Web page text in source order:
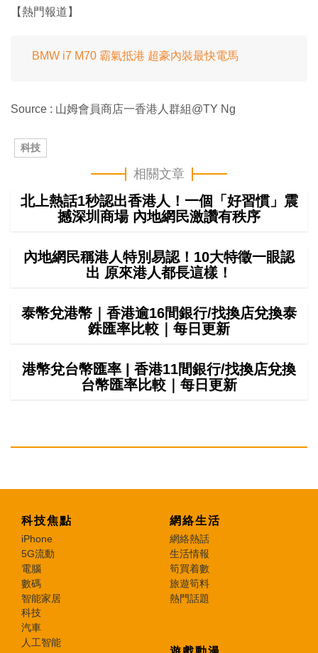
【熱門報道】
BMW i7 M70 霸氣抵港 超豪內裝最快電馬
Source : 山姆會員商店一香港人群組@TY Ng
科技
相關文章
北上熱話1秒認出香港人！一個「好習慣」震
撼深圳商場 內地網民激讚有秩序
內地網民稱港人特別易認！10大特徵一眼認
出 原來港人都長這樣！
泰幣兌港幣｜香港逾16間銀行/找換店兌換泰
銖匯率比較｜每日更新
港幣兌台幣匯率 | 香港11間銀行/找換店兌換
台幣匯率比較｜每日更新
科技焦點
iPhone
5G流動
電腦
數碼
智能家居
科技
汽車
人工智能
網絡生活
網絡熱話
生活情報
筍買着數
旅遊筍料
熱門話題